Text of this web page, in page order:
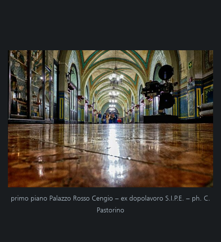
primo piano Palazzo Rosso Cengio – ex dopolavoro S.I.P.E. – ph. C.
Pastorino